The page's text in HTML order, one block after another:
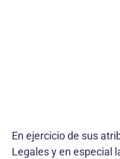
En ejercicio de sus
Legales y en especial